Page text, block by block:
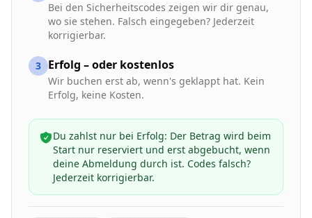
Bei den Sicherheitscodes zeigen wir dir genau,
wo sie stehen. Falsch eingegeben? Jederzeit
korrigierbar.
3 Erfolg – oder kostenlos
Wir buchen erst ab, wenn's geklappt hat. Kein
Erfolg, keine Kosten.
Du zahlst nur bei Erfolg: Der Betrag wird beim
Start nur reserviert und erst abgebucht, wenn
deine Abmeldung durch ist. Codes falsch?
Jederzeit korrigierbar.